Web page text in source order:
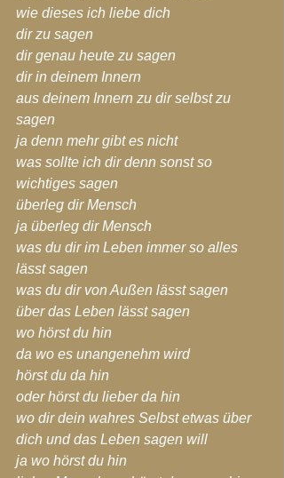
wie dieses ich liebe dich
dir zu sagen
dir genau heute zu sagen
dir in deinem Innern
aus deinem Innern zu dir selbst zu
sagen
ja denn mehr gibt es nicht
was sollte ich dir denn sonst so
wichtiges sagen
überleg dir Mensch
ja überleg dir Mensch
was du dir im Leben immer so alles
lässt sagen
was du dir von Außen lässt sagen
über das Leben lässt sagen
wo hörst du hin
da wo es unangenehm wird
hörst du da hin
oder hörst du lieber da hin
wo dir dein wahres Selbst etwas über
dich und das Leben sagen will
ja wo hörst du hin